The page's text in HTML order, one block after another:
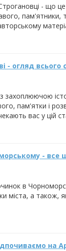
- що
пам'ятники,
- огляд всього
захоплюючою
пам'ятки і
вас у цій
- все
в
міста, а також,
на